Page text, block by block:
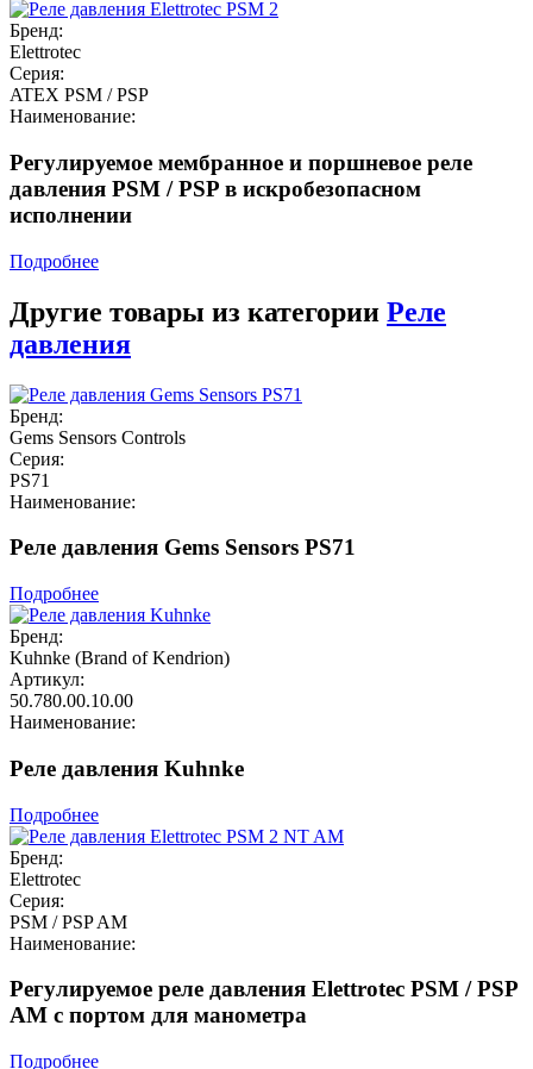
Бренд:
Elettrotec
Серия:
ATEX PSM / PSP
Наименование:
Регулируемое мембранное и поршневое реле
давления PSM / PSP в искробезопасном
исполнении
Подробнее
Другие товары из категории Реле
давления
Бренд:
Gems Sensors Controls
Серия:
PS71
Наименование:
Реле давления Gems Sensors PS71
Подробнее
Бренд:
Kuhnke (Brand of Kendrion)
Артикул:
50.780.00.10.00
Наименование:
Реле давления Kuhnke
Подробнее
Бренд:
Elettrotec
Серия:
PSM / PSP AM
Наименование:
Регулируемое реле давления Elettrotec PSM / PSP
AM с портом для манометра
Подробнее